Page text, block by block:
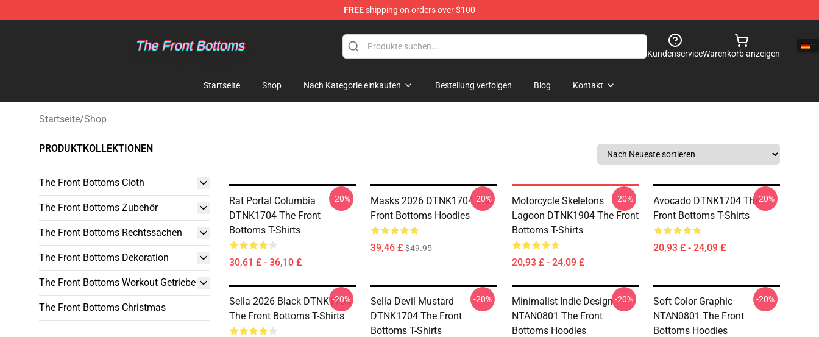
FREEshipping on orders over $100
KundenserviceWarenkorb anzeigen
Startseite Shop Nach Kategorie einkaufen Bestellung verfolgen Blog Kontakt
Startseite/Shop
PRODUKTKOLLEKTIONEN
The Front Bottoms Cloth
The Front Bottoms Zubehör
The Front Bottoms Rechtssachen
The Front Bottoms Dekoration
The Front Bottoms Workout Getriebe
The Front Bottoms Christmas
Rat Portal Columbia
DTNK1704 The Front
Bottoms T-Shirts
30,61 £ - 36,10 £
-20%
Masks 2026 DTNK1704 The
Front Bottoms Hoodies
39,46 £ $49.95
-20%
Motorcycle Skeletons
Lagoon DTNK1904 The Front
Bottoms T-Shirts
20,93 £ - 24,09 £
-20%
Avocado DTNK1704 The
Front Bottoms T-Shirts
20,93 £ - 24,09 £
-20%
Sella 2026 Black DTNK1704
The Front Bottoms T-Shirts
-20%
Sella Devil Mustard
DTNK1704 The Front
Bottoms T-Shirts
-20%
Minimalist Indie Design
NTAN0801 The Front
Bottoms Hoodies
-20%
Soft Color Graphic
NTAN0801 The Front
Bottoms Hoodies
-20%